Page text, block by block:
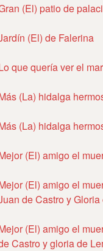
(El) patio de
(El) de Falerina
que quería ver el
(La) hidalga
(La) hidalga
(El) amigo el
(El) amigo el
de Castro y
(El) amigo el
Castro y gloria de